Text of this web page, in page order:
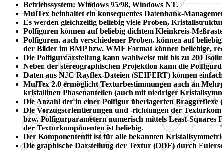
Betriebssystem: Windows 95/98, Windows NT.
MulTex beinhaltet ein konsequentes Datenbank-
Es werden gleichzeitig beliebig viele Proben,
Polfiguren können auf beliebig dichtem Kleinkreis-
Polfiguren, auch verschiedener Proben, können auf
der Bilder im BMP bzw. WMF Format können beliebige,
Die Polfigurdarstellung kann wahlweise mit bis zu 200
Neben der stereographischen Projektion kann die
Daten aus NJC Rayflex-Dateien (SEIFERT) können
MulTex 2.0 ermöglicht Texturbestimmungen auch an
kristallinen Phasenanteilen (auch mit niedriger
Die Anzahl der in einer Polfigur überlagerten
Die Vorzugsorientierungen und -richtungen der
bzw. Polfigurparametern numerisch mittels Least-Squares
der Texturkomponenten ist beliebig.
Der Komponentenfit ist für alle bekannten
Die graphische Darstellung der Textur (ODF) durch